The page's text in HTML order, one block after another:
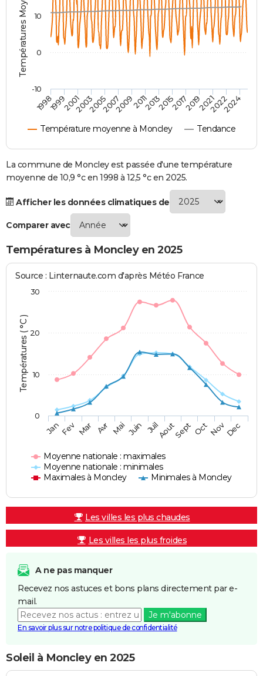
Destinations
City break
Voyage nature
Voyage de noces
Forum
Climat
PHOTO
GUIDES D'ACHAT
BONS PLANS
CARTE DE VOEUX
Carte de Noël
Carte Bonne année
Carte Saint-Valentin
Carte Pâques
Carte d'anniversaire
DICTIONNAIRE
Dictionnaire
Biographies
Citations
Expressions
Proverbes
PROGRAMME TV
S'inscrire
Se connecter
Lycées
Collèges
Primaires
Universités
Entreprises
Service militaire
Avis de recherche
AVIS DE DÉCÈS
FORUM
Bricolage
Lifestyle
Culture
Sport
Auto
Television
Voyage
Cinema
Température moyenne à Moncley Tendance
199819992001200320052007200920112013201520172019202120222024
-10
0
10
La commune de Moncley est passée d'une température
moyenne de 10,9 °c en 1998 à 12,5 °c en 2025.
Afficher les données climatiques de
Comparer avec
Températures à Moncley en 2025
Températures ( °C )
Source : Linternaute.com d'après Météo France
Moyenne nationale : maximales
Moyenne nationale : minimales
Maximales à Moncley
Minimales à Moncley
JanFev Mar Avr Mai Juin JuilAoutSept OctNovDec
0
10
20
30
Les villes les plus chaudes
Les villes les plus froides
A ne pas manquer
Recevez nos astuces et bons plans directement par e-
mail.
Je m'abonne
En savoir plus sur notre politique de confidentialité
Soleil à Moncley en 2025